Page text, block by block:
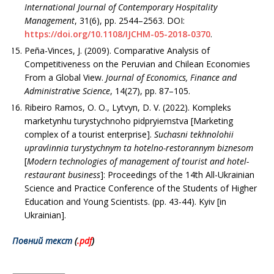
International Journal of Contemporary Hospitality
Management, 31(6), рр. 2544–2563. DOI:
https://doi.org/10.1108/IJCHM-05-2018-0370.
Peña-Vinces, J. (2009). Comparative Analysis of
Competitiveness on the Peruvian and Chilean Economies
From a Global View. Journal of Economics, Finance and
Administrative Science, 14(27), рр. 87–105.
Ribeiro Ramos, O. O., Lytvyn, D. V. (2022). Kompleks
marketynhu turystychnoho pidpryiemstva [Marketing
complex of a tourist enterprise]. Suchasni tekhnolohii
upravlinnia turystychnym ta hotelno-restorannym biznesom
[Modern technologies of management of tourist and hotel-
restaurant business]: Proceedings of the 14th All-Ukrainian
Science and Practice Conference of the Students of Higher
Education and Young Scientists. (рр. 43-44). Kyiv [in
Ukrainian].
Повний текст (.pdf)